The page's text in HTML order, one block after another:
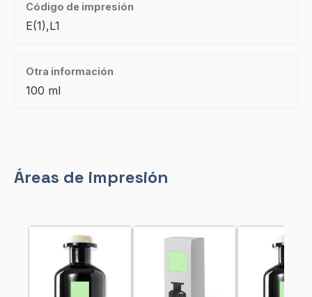
Código de impresión
E(1),L1
Otra información
100 ml
Áreas de impresión